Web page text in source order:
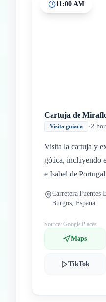
11:00 AM
Cartuja de
Visita guiada •2
Visita la cartuja y
gótica, incluyendo
e Isabel de Portugal.
Carretera Fuentes
Burgos, España
Source: Google Places
Maps
TikTok